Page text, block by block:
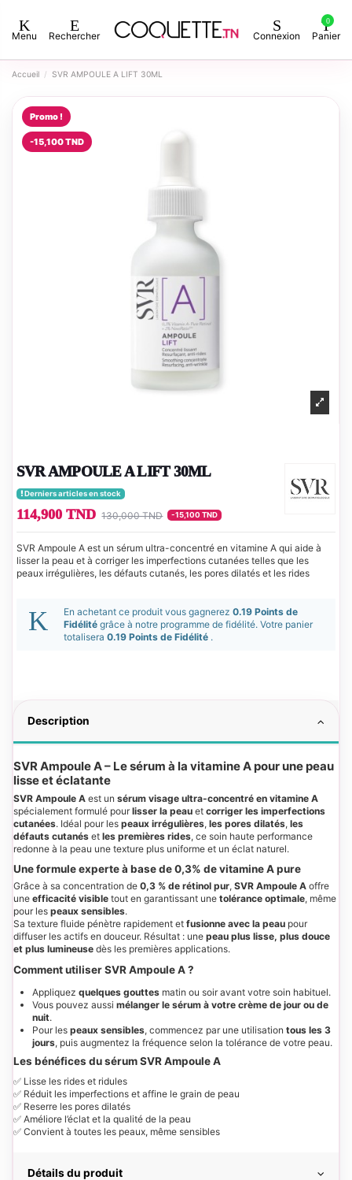
Menu Rechercher Connexion
0
Panier
Accueil SVR AMPOULE A LIFT 30ML
Promo !
-15,100 TND
SVR AMPOULE A LIFT 30ML
Derniers articles en stock
114,900 TND 130,000 TND -15,100 TND
SVR Ampoule A est un sérum ultra-concentré en vitamine A qui aide à
lisser la peau et à corriger les imperfections cutanées telles que les
peaux irrégulières, les défauts cutanés, les pores dilatés et les rides
En achetant ce produit vous gagnerez 0.19 Points de
Fidélité grâce à notre programme de fidélité. Votre panier
totalisera 0.19 Points de Fidélité .
Description
SVR Ampoule A – Le sérum à la vitamine A pour une peau
lisse et éclatante
SVR Ampoule A est un sérum visage ultra-concentré en vitamine A
spécialement formulé pourlisser la peau et corriger les imperfections
cutanées. Idéal pour les peaux irrégulières, les pores dilatés, les
défauts cutanés et les premières rides, ce soin haute performance
redonne à la peau une texture plus uniforme et un éclat naturel.
Une formule experte à base de 0,3% de vitamine A pure
Grâce à sa concentration de 0,3 % de rétinol pur, SVR Ampoule A offre
une efficacité visible tout en garantissant une tolérance optimale, même
pour les peaux sensibles.
Sa texture fluide pénètre rapidement et fusionne avec la peau pour
diffuser les actifs en douceur. Résultat : une peau plus lisse, plus douce
et plus lumineuse dès les premières applications.
Comment utiliser SVR Ampoule A ?
Appliquez quelques gouttes matin ou soir avant votre soin habituel.
Vous pouvez aussi mélanger le sérum à votre crème de jour ou de
nuit.
Pour les peaux sensibles, commencez par une utilisation tous les 3
jours, puis augmentez la fréquence selon la tolérance de votre peau.
Les bénéfices du sérum SVR Ampoule A
✅ Lisse les rides et ridules
✅ Réduit les imperfections et affine le grain de peau
✅ Reserre les pores dilatés
✅ Améliore l’éclat et la qualité de la peau
✅ Convient à toutes les peaux, même sensibles
Détails du produit